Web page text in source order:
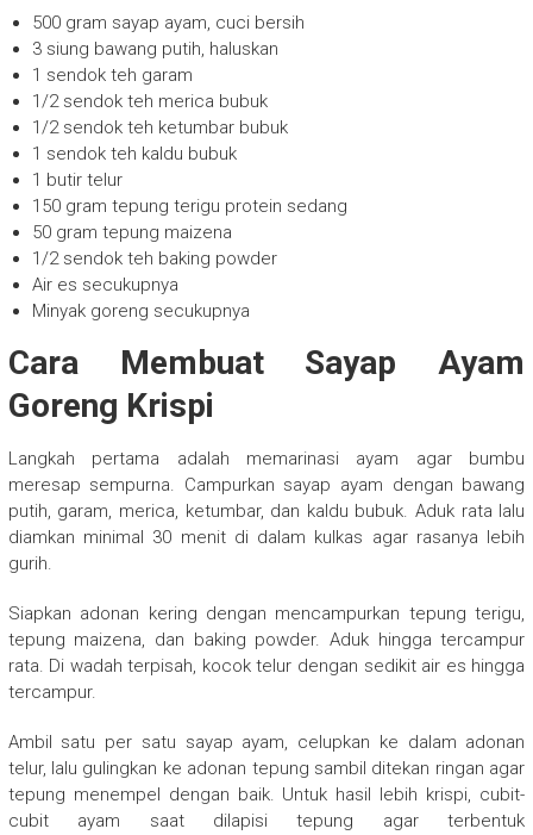
500 gram sayap ayam, cuci bersih
3 siung bawang putih, haluskan
1 sendok teh garam
1/2 sendok teh merica bubuk
1/2 sendok teh ketumbar bubuk
1 sendok teh kaldu bubuk
1 butir telur
150 gram tepung terigu protein sedang
50 gram tepung maizena
1/2 sendok teh baking powder
Air es secukupnya
Minyak goreng secukupnya
Cara Membuat Sayap Ayam
Goreng Krispi
Langkah pertama adalah memarinasi ayam agar bumbu
meresap sempurna. Campurkan sayap ayam dengan bawang
putih, garam, merica, ketumbar, dan kaldu bubuk. Aduk rata lalu
diamkan minimal 30 menit di dalam kulkas agar rasanya lebih
gurih.
Siapkan adonan kering dengan mencampurkan tepung terigu,
tepung maizena, dan baking powder. Aduk hingga tercampur
rata. Di wadah terpisah, kocok telur dengan sedikit air es hingga
tercampur.
Ambil satu per satu sayap ayam, celupkan ke dalam adonan
telur, lalu gulingkan ke adonan tepung sambil ditekan ringan agar
tepung menempel dengan baik. Untuk hasil lebih krispi, cubit-
cubit ayam saat dilapisi tepung agar terbentuk